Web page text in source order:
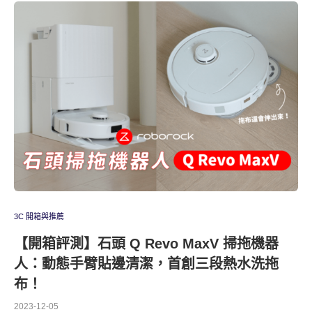
3C 開箱與推薦
【開箱評測】石頭 Q Revo MaxV 掃拖機器
人：動態手臂貼邊清潔，首創三段熱水洗拖
布！
2023-12-05